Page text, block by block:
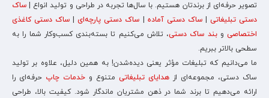
تصویر حرفه‌ای از برندتان هستیم. با سال‌ها تجربه در طراحی و تولید انواع | ساک
دستی تبلیغاتی |ساک دستی آماده ساک دستی پارچه‌ای| ساک دستی کاغذی
اختصاصی وبند ساک دستی، تلاش می‌کنیم تا بسته‌بندی کسب‌وکار شما را به
سطحی بالاتر ببریم.
ما می‌دانیم که تبلیغات مؤثر یعنی دیده‌شدن! به همین دلیل، علاوه بر تولید
ساک دستی، مجموعه‌ای از هدایای تبلیغاتی متنوع و خدمات چاپ حرفه‌ای را
ارائه می‌دهیم تا برند شما در ذهن مشتریان ماندگار شود. کیفیت بالا، طراحی